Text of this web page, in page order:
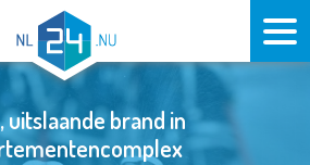
uitslaande brand in